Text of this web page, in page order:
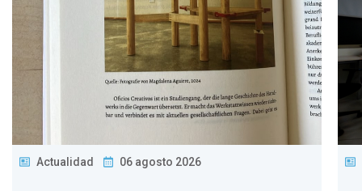
Actualidad 06 agosto 2026